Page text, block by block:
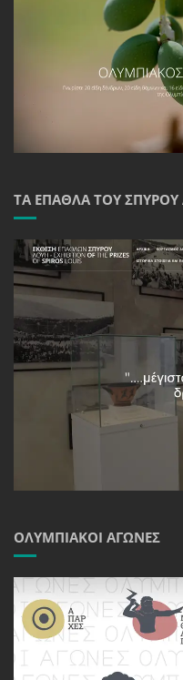
ΤΑ ΈΠΑΘΛΑ ΤΟΥ
ΟΛΥΜΠΙΑΚΟΊ ΑΓΏΝΕΣ